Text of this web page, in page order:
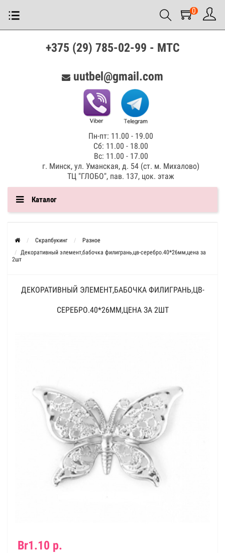
0
+375 (29) 785-02-99 - МТС
uutbel@gmail.com
Пн-пт: 11.00 - 19.00
Сб: 11.00 - 18.00
Вс: 11.00 - 17.00
г. Минск, ул. Уманская, д. 54 (ст. м. Михалово)
ТЦ "ГЛОБО", пав. 137, цок. этаж
Каталог
Скрапбукинг
Разное
Декоративный элемент,бабочка филигрань,цв-серебро.40*26мм,цена за
2шт
ДЕКОРАТИВНЫЙ ЭЛЕМЕНТ,БАБОЧКА ФИЛИГРАНЬ,ЦВ-
СЕРЕБРО.40*26ММ,ЦЕНА ЗА 2ШТ
Br1.10 р.